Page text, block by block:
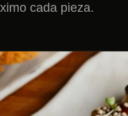
cada pieza.